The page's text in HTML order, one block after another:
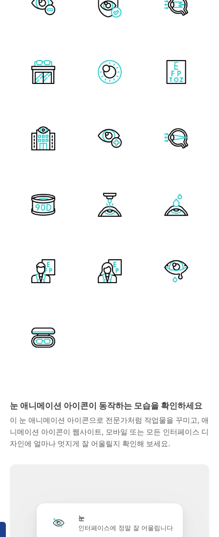
눈 애니메이션 아이콘이 동작하는 모습을 확인하세요
이 눈 애니메이션 아이콘으로 전문가처럼 작업물을 꾸미고, 애
니메이션 아이콘이 웹사이트, 모바일 또는 모든 인터페이스 디
자인에 얼마나 멋지게 잘 어울릴지 확인해 보세요.
눈
인터페이스에 정말 잘 어울립니다